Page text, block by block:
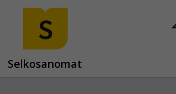
Selkosanomat